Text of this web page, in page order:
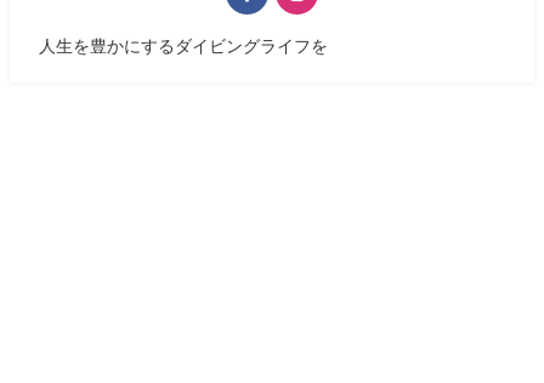
人生を豊かにするダイビングライフを